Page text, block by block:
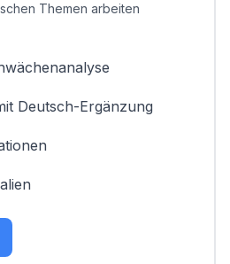
Themen arbeiten
Deutsch-Ergänzung